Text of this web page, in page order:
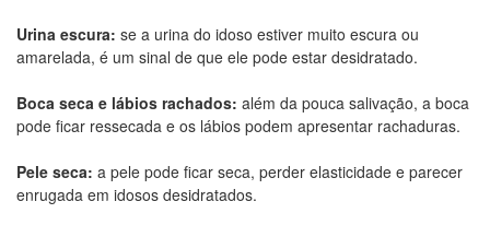
Urina escura: se a urina do idoso estiver muito escura ou
amarelada, é um sinal de que ele pode estar desidratado.
Boca seca e lábios rachados: além da pouca salivação, a boca
pode ficar ressecada e os lábios podem apresentar rachaduras.
Pele seca: a pele pode ficar seca, perder elasticidade e parecer
enrugada em idosos desidratados.